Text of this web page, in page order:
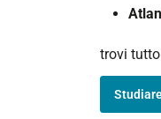
trovi